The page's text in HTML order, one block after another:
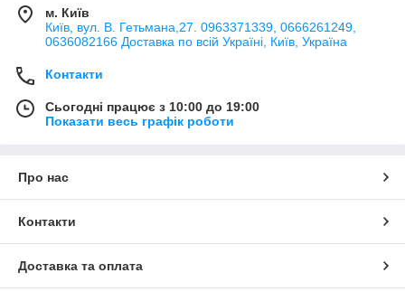
м. Київ
Київ, вул. В. Гетьмана,27. 0963371339, 0666261249,
0636082166 Доставка по всій Україні, Київ, Україна
Контакти
Сьогодні працює з 10:00 до 19:00
Показати весь графік роботи
Про нас
Контакти
Доставка та оплата